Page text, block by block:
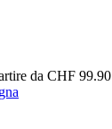
da CHF 99.90